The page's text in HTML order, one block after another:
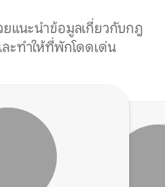
แนะนำข้อมูลเกี่ยวกับกฎ
ะทำให้ที่พักโดดเด่น